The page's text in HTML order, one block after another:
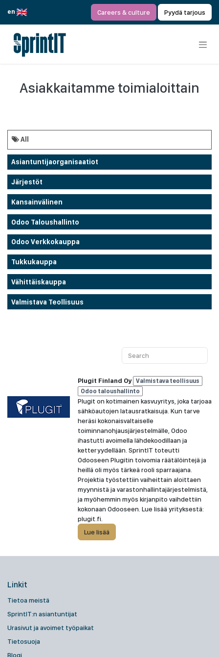
en
Careers & culture Pyydä tarjous
Asiakkaitamme toimialoittain
All
Asiantuntijaorganisaatiot
Järjestöt
Kansainvälinen
Odoo Taloushallinto
Odoo Verkkokauppa
Tukkukauppa
Vähittäiskauppa
Valmistava Teollisuus
Plugit Finland Oy Valmistava teollisuus
Odoo taloushallinto
Plugit on kotimainen kasvuyritys, joka tarjoaa
sähköautojen latausratkaisuja. Kun tarve
heräsi kokonaisvaltaiselle
toiminnanohjausjärjestelmälle, Odoo
ihastutti avoimella lähdekoodillaan ja
ketteryydellään. SprintIT toteutti
Odooseen Plugitin toivomia räätälöintejä ja
heillä oli myös tärkeä rooli sparraajana.
Projektia työstettiin vaiheittain aloittaen
myynnistä ja varastonhallintajärjestelmistä,
ja myöhemmin myös kirjanpito vaihdettiin
kokonaan Odooseen. Lue lisää yrityksestä:
plugit.fi.
Lue lisää
Linkit
Tietoa meistä
SprintIT:n asiantuntijat
Urasivut ja avoimet työpaikat
Tietosuoja
Blogi